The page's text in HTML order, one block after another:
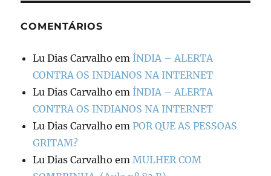
COMENTÁRIOS
Lu Dias Carvalho em ÍNDIA – ALERTA
CONTRA OS INDIANOS NA INTERNET
Lu Dias Carvalho em ÍNDIA – ALERTA
CONTRA OS INDIANOS NA INTERNET
Lu Dias Carvalho emPOR QUE AS PESSOAS
GRITAM?
Lu Dias Carvalho emMULHER COM